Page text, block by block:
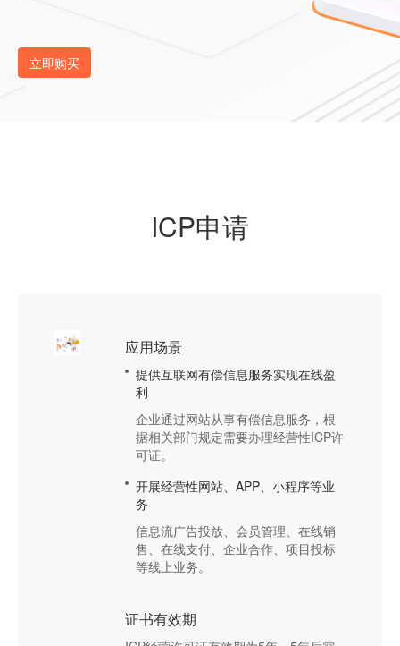
立即购买
ICP申请
应用场景
提供互联网有偿信息服务实现在线盈
利
企业通过网站从事有偿信息服务，根
据相关部门规定需要办理经营性ICP许
可证。
开展经营性网站、APP、小程序等业
务
信息流广告投放、会员管理、在线销
售、在线支付、企业合作、项目投标
等线上业务。
证书有效期